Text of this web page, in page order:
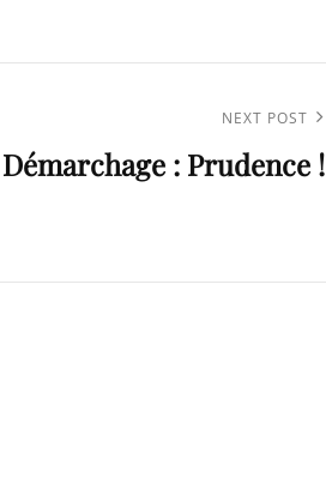
NEXT POST
Démarchage : Prudence !